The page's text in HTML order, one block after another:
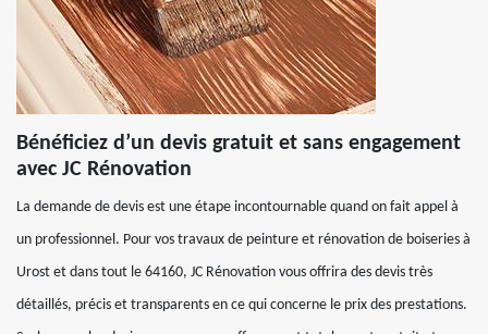
Bénéficiez d’un devis gratuit et sans engagement
avec JC Rénovation
La demande de devis est une étape incontournable quand on fait appel à
un professionnel. Pour vos travaux de peinture et rénovation de boiseries à
Urost et dans tout le 64160, JC Rénovation vous offrira des devis très
détaillés, précis et transparents en ce qui concerne le prix des prestations.